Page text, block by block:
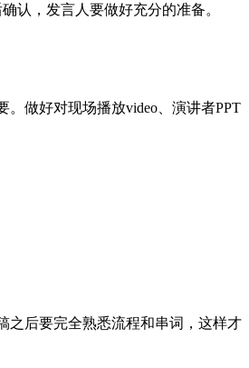
认，发言人要做好充分的准备。
做好对现场播放video、演讲者PPT
之后要完全熟悉流程和串词，这样才